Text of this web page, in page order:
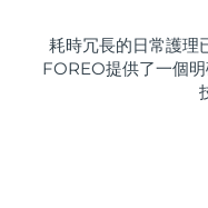
耗時冗長的日常護理
FOREO提供了一個